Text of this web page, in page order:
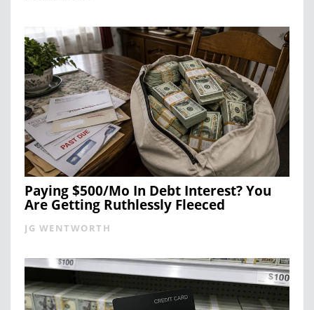
Paying $500/Mo In Debt Interest? You
Are Getting Ruthlessly Fleeced
JG WENTWORTH